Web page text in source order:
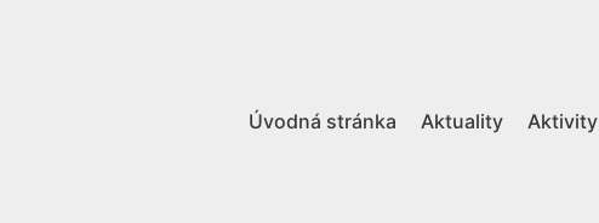
Úvodná stránka Aktuality Aktivity